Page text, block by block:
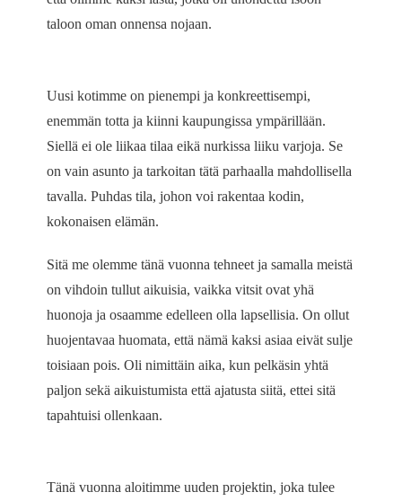
taloon oman onnensa nojaan.
Uusi kotimme on pienempi ja konkreettisempi,
enemmän totta ja kiinni kaupungissa ympärillään.
Siellä ei ole liikaa tilaa eikä nurkissa liiku varjoja. Se
on vain asunto ja tarkoitan tätä parhaalla mahdollisella
tavalla. Puhdas tila, johon voi rakentaa kodin,
kokonaisen elämän.
Sitä me olemme tänä vuonna tehneet ja samalla meistä
on vihdoin tullut aikuisia, vaikka vitsit ovat yhä
huonoja ja osaamme edelleen olla lapsellisia. On ollut
huojentavaa huomata, että nämä kaksi asiaa eivät sulje
toisiaan pois. Oli nimittäin aika, kun pelkäsin yhtä
paljon sekä aikuistumista että ajatusta siitä, ettei sitä
tapahtuisi ollenkaan.
Tänä vuonna aloitimme uuden projektin, joka tulee